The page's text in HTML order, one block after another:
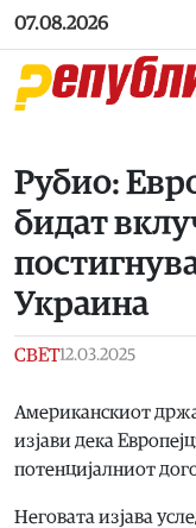
Skip to main content
07.08.2026
Рубио:
бидат
Украина
СВЕТ12.03.2025
Американскиот
изјави дека
потенцијалниот
Неговата изјава